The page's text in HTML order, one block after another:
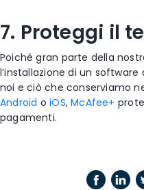
7. Proteggi il
Poiché gran parte della
l’installazione di un
noi e ciò che conserviamo
Android oiOS,McAfee+
pagamenti.